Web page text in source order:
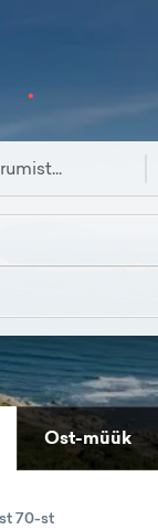
Ost-müük
70-st